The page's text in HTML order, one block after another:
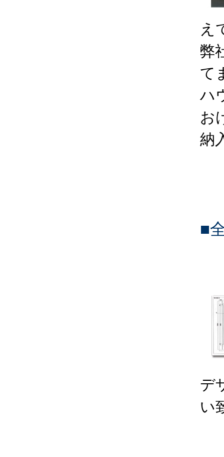
え
弊
て
ハ
お
納
■
デ
い